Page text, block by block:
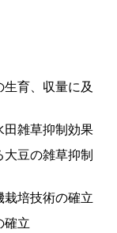
育、収量に及
雑草抑制効果
豆の雑草抑制
培技術の確立
確立